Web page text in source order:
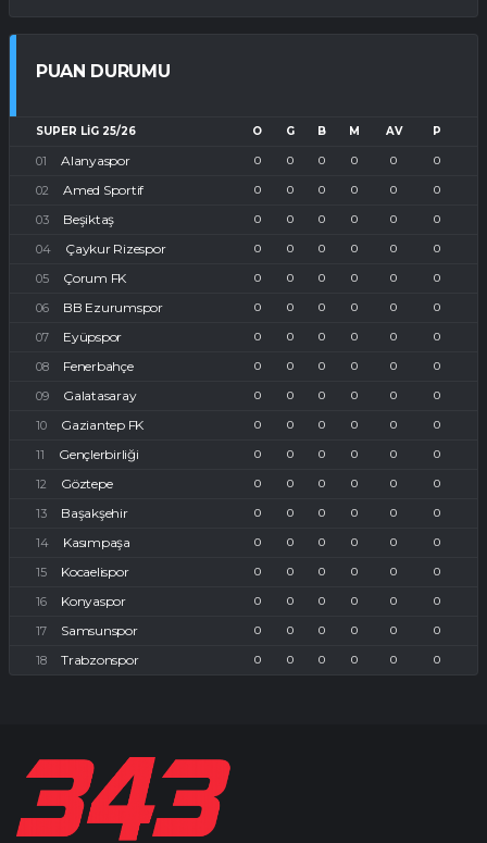
PUAN DURUMU
SUPER LIG 25/26 O G B M AV P
Alanyaspor 0 0 0 0 0 0
Amed Sportif 0 0 0 0 0 0
Beşiktaş 0 0 0 0 0 0
Çaykur Rizespor 0 0 0 0 0 0
Çorum FK 0 0 0 0 0 0
BB Ezurumspor 0 0 0 0 0 0
Eyüpspor 0 0 0 0 0 0
Fenerbahçe 0 0 0 0 0 0
Galatasaray 0 0 0 0 0 0
Gaziantep FK 0 0 0 0 0 0
Gençlerbirliği 0 0 0 0 0 0
Göztepe 0 0 0 0 0 0
Başakşehir 0 0 0 0 0 0
Kasımpaşa 0 0 0 0 0 0
Kocaelispor 0 0 0 0 0 0
Konyaspor 0 0 0 0 0 0
Samsunspor 0 0 0 0 0 0
Trabzonspor 0 0 0 0 0 0